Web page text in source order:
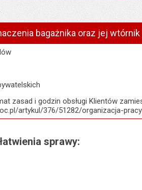
bagażnika oraz jej wtórnik
zasad i godzin obsługi Klientów
artykul/376/51282/organizacja-
sprawy: